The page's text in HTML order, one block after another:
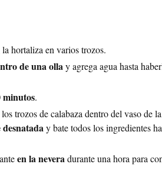
hortaliza en varios trozos.
de una ollay agrega agua hasta
minutos.
trozos de calabaza dentro del vaso de
y bate todos los ingredientes
en la neveradurante una hora para